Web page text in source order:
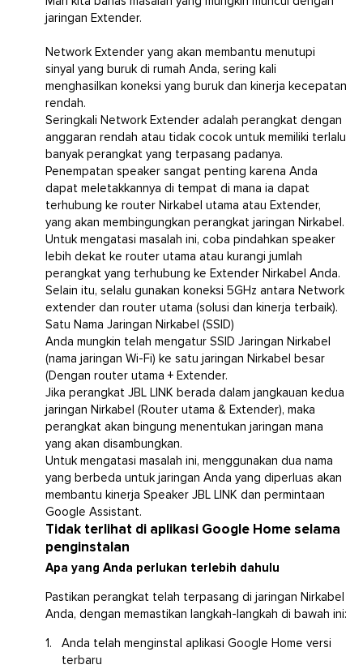
jaringan Extender.
Network Extender yang akan membantu menutupi
sinyal yang buruk di rumah Anda, sering kali
menghasilkan koneksi yang buruk dan kinerja kecepatan
rendah.
Seringkali Network Extender adalah perangkat dengan
anggaran rendah atau tidak cocok untuk memiliki terlalu
banyak perangkat yang terpasang padanya.
Penempatan speaker sangat penting karena Anda
dapat meletakkannya di tempat di mana ia dapat
terhubung ke router Nirkabel utama atau Extender,
yang akan membingungkan perangkat jaringan Nirkabel.
Untuk mengatasi masalah ini, coba pindahkan speaker
lebih dekat ke router utama atau kurangi jumlah
perangkat yang terhubung ke Extender Nirkabel Anda.
Selain itu, selalu gunakan koneksi 5GHz antara Network
extender dan router utama (solusi dan kinerja terbaik).
Satu Nama Jaringan Nirkabel (SSID)
Anda mungkin telah mengatur SSID Jaringan Nirkabel
(nama jaringan Wi-Fi) ke satu jaringan Nirkabel besar
(Dengan router utama + Extender.
Jika perangkat JBL LINK berada dalam jangkauan kedua
jaringan Nirkabel (Router utama & Extender), maka
perangkat akan bingung menentukan jaringan mana
yang akan disambungkan.
Untuk mengatasi masalah ini, menggunakan dua nama
yang berbeda untuk jaringan Anda yang diperluas akan
membantu kinerja Speaker JBL LINK dan permintaan
Google Assistant.
Tidak terlihat di aplikasi Google Home selama
penginstalan
Apa yang Anda perlukan terlebih dahulu
Pastikan perangkat telah terpasang di jaringan Nirkabel
Anda, dengan memastikan langkah-langkah di bawah ini:
Anda telah menginstal aplikasi Google Home versi
terbaru